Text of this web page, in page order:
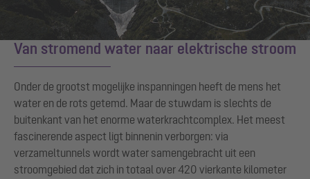
Van stromend water naar elektrische stroom
Onder de grootst mogelijke inspanningen heeft de mens het
water en de rots getemd. Maar de stuwdam is slechts de
buitenkant van het enorme waterkrachtcomplex. Het meest
fascinerende aspect ligt binnenin verborgen: via
verzameltunnels wordt water samengebracht uit een
stroomgebied dat zich in totaal over 420 vierkante kilometer